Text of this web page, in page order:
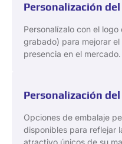
Personalización
Personalízalo con el
grabado) para mejorar
presencia en el mercado.
Personalización
Opciones de embalaje
disponibles para reflejar